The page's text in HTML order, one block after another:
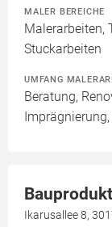
MALER BEREICHE
Malerarbeiten,
Stuckarbeiten
UMFANG
Beratung,
Ikarusallee 8,